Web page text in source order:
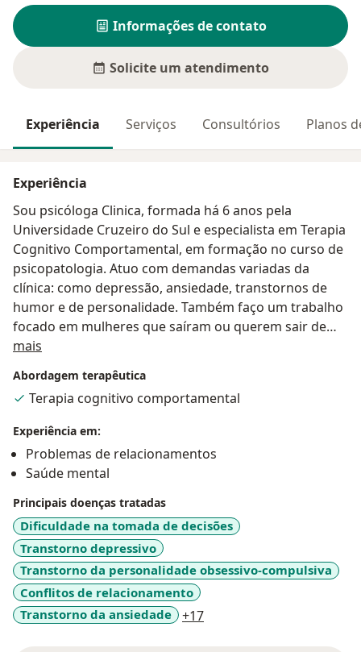
Informações de contato
Solicite um atendimento
Experiência Serviços Consultórios Planos
Experiência
Sou psicóloga Clinica, formada há 6 anos pela
Universidade Cruzeiro do Sul e especialista em Terapia
Cognitivo Comportamental, em formação no curso de
psicopatologia. Atuo com demandas variadas da
clínica: como depressão, ansiedade, transtornos de
humor e de personalidade. Também faço um trabalho
focado em mulheres que saíram ou querem sair de
relacionamentos e desejam aumentar a autoestima,
desenvolver mais autoeficácia e autoconhecimento.
mais
Abordagem terapêutica
Terapia cognitivo comportamental
Experiência em:
Problemas de relacionamentos
Saúde mental
Principais doenças tratadas
Dificuldade na tomada de decisões
Transtorno depressivo
Transtorno da personalidade obsessivo-compulsiva
Conflitos de relacionamento
Transtorno da ansiedade
+17a11y_sr_more_diseases